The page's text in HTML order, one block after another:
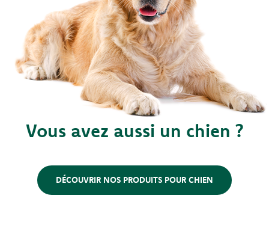
Vous avez aussi un chien ?
DÉCOUVRIR NOS PRODUITS POUR CHIEN